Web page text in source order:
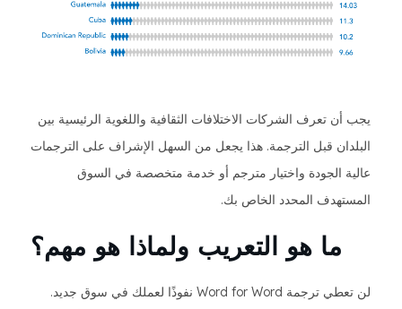
يجب أن تعرف الشركات الاختلافات الثقافية واللغوية الرئيسية بين
البلدان قبل الترجمة. هذا يجعل من السهل الإشراف على الترجمات
عالية الجودة واختيار مترجم أو خدمة متخصصة في السوق
المستهدف المحدد الخاص بك.
ما هو التعريب ولماذا هو مهم؟
لن تعطي ترجمة Word for Word نفوذًا لعملك في سوق جديد.